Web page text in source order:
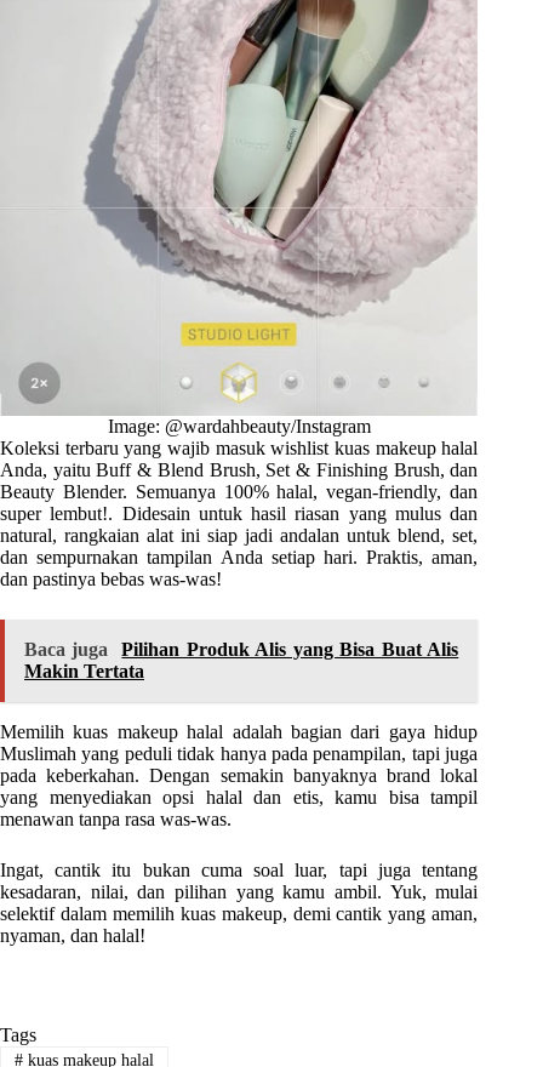
Image: @wardahbeauty/Instagram
Koleksi terbaru yang wajib masuk wishlist kuas makeup halal
Anda, yaitu Buff & Blend Brush, Set & Finishing Brush, dan
Beauty Blender. Semuanya 100% halal, vegan-friendly, dan
super lembut!. Didesain untuk hasil riasan yang mulus dan
natural, rangkaian alat ini siap jadi andalan untuk blend, set,
dan sempurnakan tampilan Anda setiap hari. Praktis, aman,
dan pastinya bebas was-was!
Baca juga
Pilihan Produk Alis yang Bisa Buat Alis
Makin Tertata
Memilih kuas makeup halal adalah bagian dari gaya hidup
Muslimah yang peduli tidak hanya pada penampilan, tapi juga
pada keberkahan. Dengan semakin banyaknya brand lokal
yang menyediakan opsi halal dan etis, kamu bisa tampil
menawan tanpa rasa was-was.
Ingat, cantik itu bukan cuma soal luar, tapi juga tentang
kesadaran, nilai, dan pilihan yang kamu ambil. Yuk, mulai
selektif dalam memilih kuas makeup, demi cantik yang aman,
nyaman, dan halal!
Tags
#kuas makeup halal